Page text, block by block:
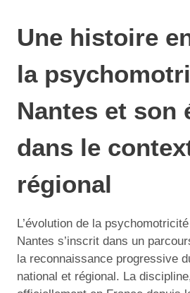
Une histoire
la
Nantes et son
dans le
régional
L’évolution de la
Nantes s’inscrit dans un
la reconnaissance progressive
national et régional. La